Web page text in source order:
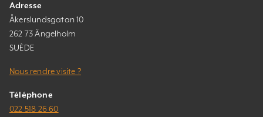
Adresse
Åkerslundsgatan 10
262 73 Ängelholm
SUÈDE
Nous rendre visite ?
Téléphone
022 518 26 60